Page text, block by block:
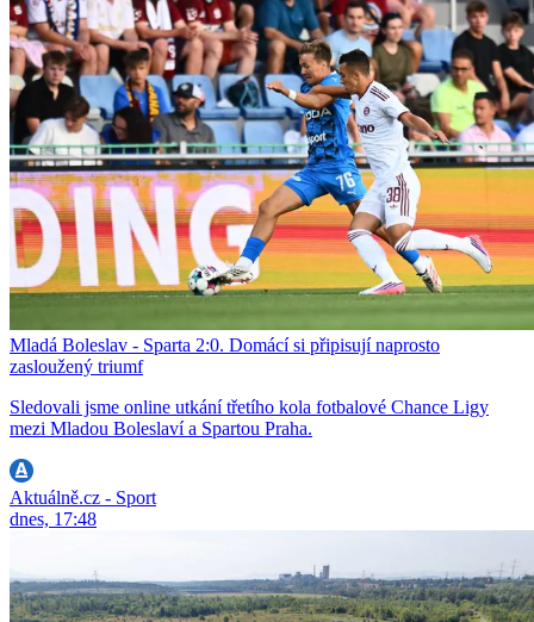
Mladá Boleslav - Sparta 2:0. Domácí si připisují naprosto
zasloužený triumf
Sledovali jsme online utkání třetího kola fotbalové Chance Ligy
mezi Mladou Boleslaví a Spartou Praha.
Aktuálně.cz - Sport
dnes, 17:48